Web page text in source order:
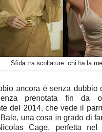
Sfida tra scollature: chi ha la
ancora è senza dubbio
prenotata fin da
del 2014, che vede il
una cosa in grado di
Cage, perfetta nel